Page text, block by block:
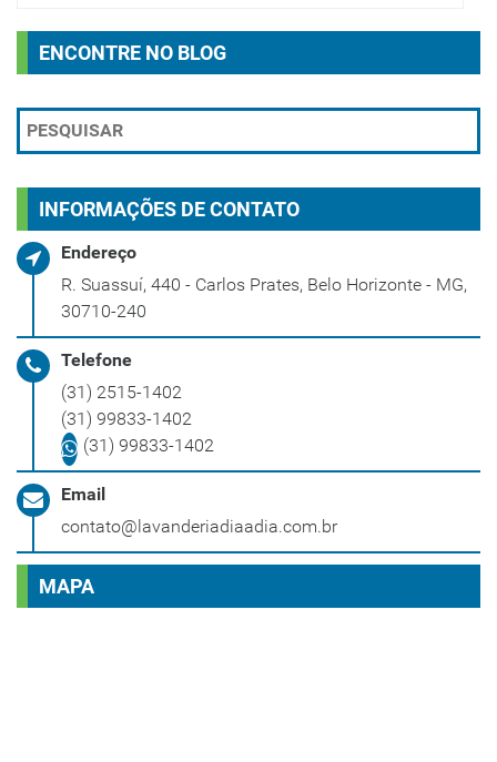
ENCONTRE NO BLOG
INFORMAÇÕES DE CONTATO
Endereço
R. Suassuí, 440 - Carlos Prates, Belo Horizonte - MG,
30710-240
Telefone
(31) 2515-1402
(31) 99833-1402
(31) 99833-1402
Email
contato@lavanderiadiaadia.com.br
MAPA